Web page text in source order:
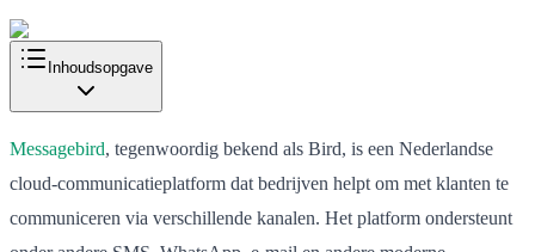
Inhoudsopgave
Messagebird, tegenwoordig bekend als Bird, is een Nederlandse
cloud-communicatieplatform dat bedrijven helpt om met klanten te
communiceren via verschillende kanalen. Het platform ondersteunt